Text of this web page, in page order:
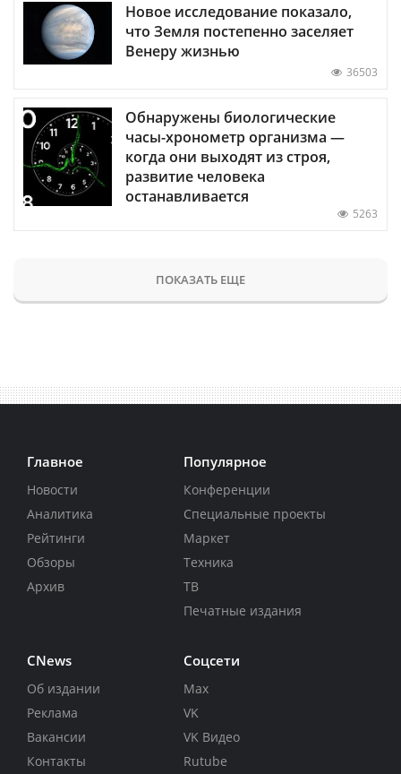
Новое исследование показало,
что Земля постепенно заселяет
Венеру жизнью
36503
Обнаружены биологические
часы-хронометр организма —
когда они выходят из строя,
развитие человека
останавливается
5263
ПОКАЗАТЬ ЕЩЕ
Главное
Новости
Аналитика
Рейтинги
Обзоры
Архив
Популярное
Конференции
Специальные проекты
Маркет
Техника
ТВ
Печатные издания
CNews
Об издании
Реклама
Вакансии
Контакты
Соцсети
Max
VK
VK Видео
Rutube